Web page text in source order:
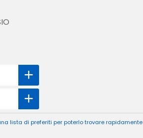
lista di preferiti per poterlo trovare rapidamente